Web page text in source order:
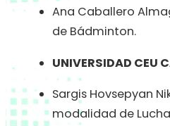
Ana Caballero
de Bádminton.
UNIVERSIDAD CEU
Sargis Hovsepyan
modalidad de